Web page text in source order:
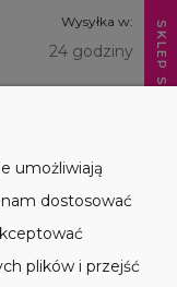
Wysyłka w:
24 godziny SKLEP STACJONARNY
umożliwiają
dostosować
plików i przejść